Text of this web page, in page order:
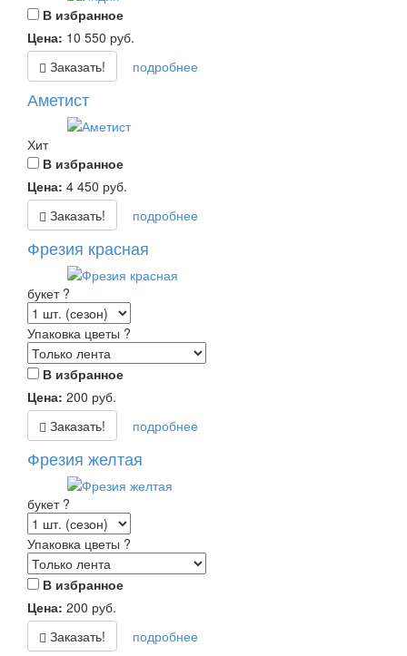
В избранное
Цена: 10 550 руб.
Заказать!
подробнее
Аметист
Хит
В избранное
Цена: 4 450 руб.
Заказать!
подробнее
Фрезия красная
букет ?
Упаковка цветы ?
В избранное
Цена: 200 руб.
Заказать!
подробнее
Фрезия желтая
букет ?
Упаковка цветы ?
В избранное
Цена: 200 руб.
Заказать!
подробнее